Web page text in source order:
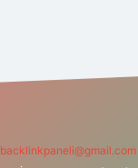
backlinkpaneli@gmail.com